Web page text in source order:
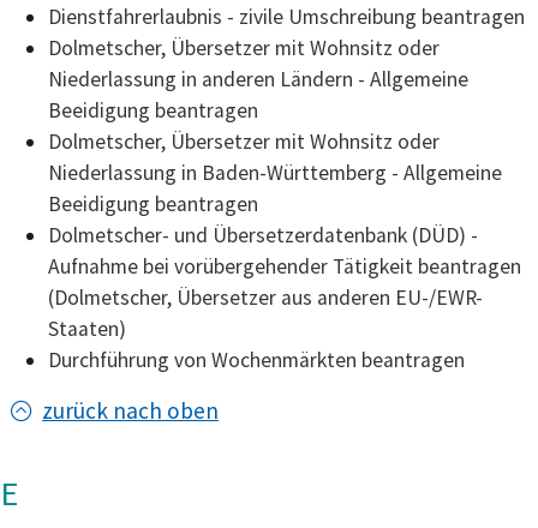
Dienstfahrerlaubnis - zivile Umschreibung beantragen
Dolmetscher, Übersetzer mit Wohnsitz oder
Niederlassung in anderen Ländern - Allgemeine
Beeidigung beantragen
Dolmetscher, Übersetzer mit Wohnsitz oder
Niederlassung in Baden-Württemberg - Allgemeine
Beeidigung beantragen
Dolmetscher- und Übersetzerdatenbank (DÜD) -
Aufnahme bei vorübergehender Tätigkeit beantragen
(Dolmetscher, Übersetzer aus anderen EU-/EWR-
Staaten)
Durchführung von Wochenmärkten beantragen
zurück nach oben
E